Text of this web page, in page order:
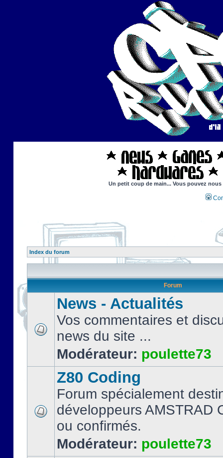
Un petit coup de main... Vous pouvez
Index du forum
Forum
News - Actualités
Vos commentaires et
news du site ...
Modérateur: poulette73
Z80 Coding
Forum spécialement
développeurs AMSTRAD
ou confirmés.
Modérateur: poulette73